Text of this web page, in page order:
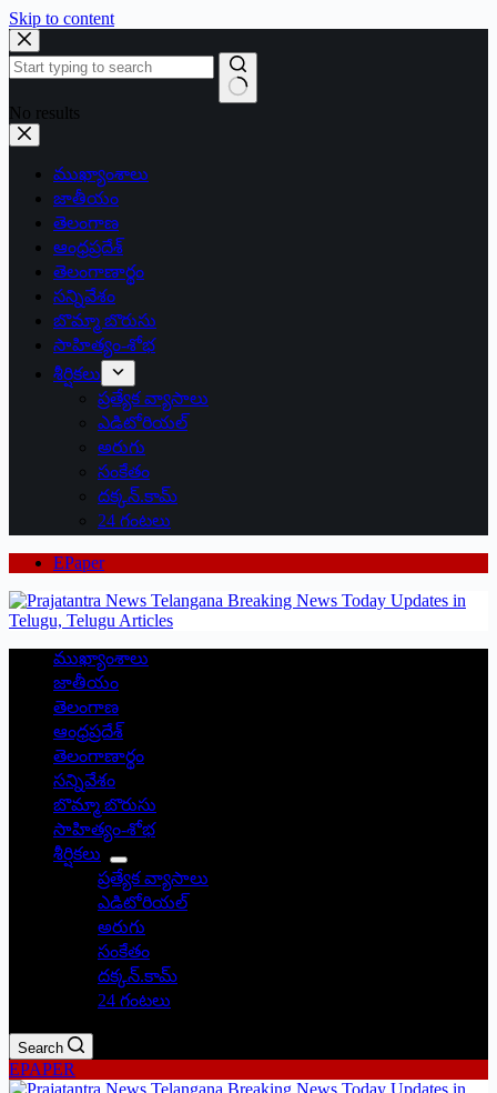
Skip to content
No results
ముఖ్యాంశాలు
జాతీయం
తెలంగాణ
ఆంధ్రప్రదేశ్
తెలంగాణార్థం
సన్నివేశం
బొమ్మా బొరుసు
సాహిత్యం-శోభ
శీర్షికలు
ప్రత్యేక వ్యాసాలు
ఎడిటోరియల్
అరుగు
సంకేతం
దక్కన్.కామ్
24 గంటలు
EPaper
ముఖ్యాంశాలు
జాతీయం
తెలంగాణ
ఆంధ్రప్రదేశ్
తెలంగాణార్థం
సన్నివేశం
బొమ్మా బొరుసు
సాహిత్యం-శోభ
శీర్షికలు
ప్రత్యేక వ్యాసాలు
ఎడిటోరియల్
అరుగు
సంకేతం
దక్కన్.కామ్
24 గంటలు
Search
EPAPER